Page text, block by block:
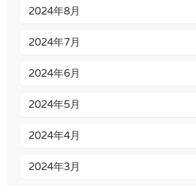
2024年8月
2024年7月
2024年6月
2024年5月
2024年4月
2024年3月